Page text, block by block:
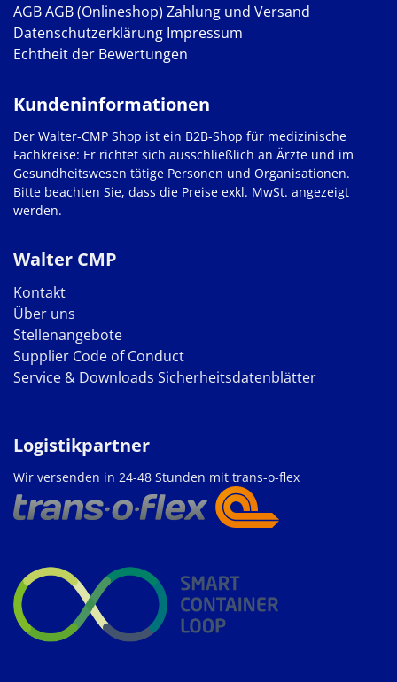
AGBAGB (Onlineshop) Zahlung und Versand
Datenschutzerklärung Impressum
Echtheit der Bewertungen
Walter CMP
Kontakt
Über uns
Stellenangebote
Supplier Code of Conduct
Service & Downloads Sicherheitsdatenblätter
Kundeninformationen
Der Walter-CMP Shop ist ein B2B-Shop für medizinische
Fachkreise: Er richtet sich ausschließlich an Ärzte und im
Gesundheitswesen tätige Personen und Organisationen.
Bitte beachten Sie, dass die Preise exkl. MwSt. angezeigt
werden.
Logistikpartner
Wir versenden in 24-48 Stunden mit trans-o-flex